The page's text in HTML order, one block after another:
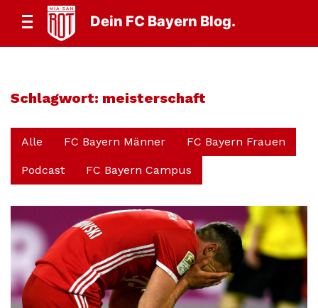
Dein FC Bayern Blog.
Schlagwort: meisterschaft
Alle FC Bayern Männer FC Bayern Frauen
Podcast FC Bayern Campus